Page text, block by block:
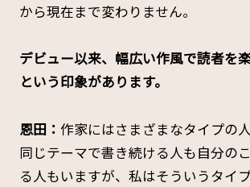
から現在まで変わりません。
――デビュー以来、幅広い作風で読者を
という印象があります。
恩田： 作家にはさまざまなタイプの
同じテーマで書き続ける人も自分の
る人もいますが、私はそういうタイ